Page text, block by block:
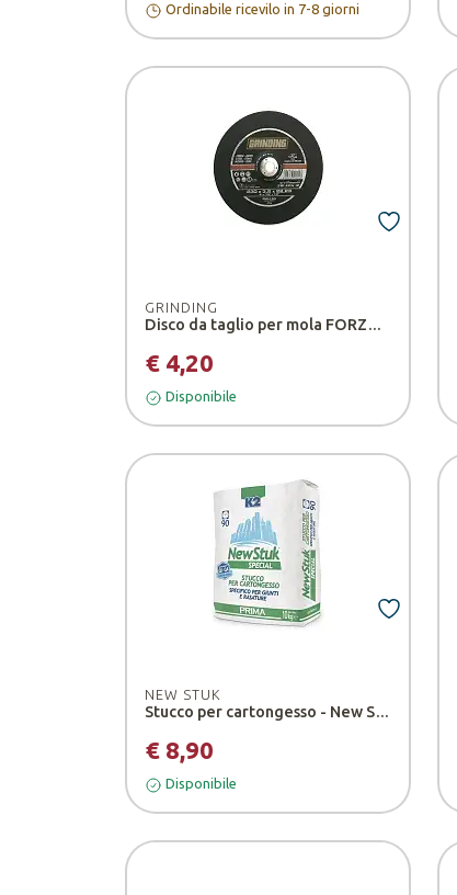
Ordinabile ricevilo in 7-8 giorni
GRINDING
Disco da taglio per mola FORZA OF ITALY - Grinding
€ 4,20
Disponibile
NEW STUK
Stucco per cartongesso - New Stuk
€ 8,90
Disponibile